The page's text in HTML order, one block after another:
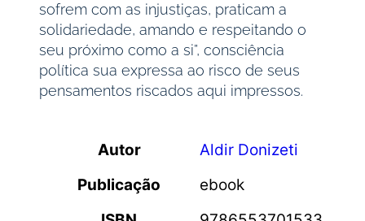
sofrem com as injustiças, praticam a
solidariedade, amando e respeitando o
seu próximo como a si”, consciência
política sua expressa ao risco de seus
pensamentos riscados aqui impressos.
Autor
Aldir Donizeti
Publicação
ebook